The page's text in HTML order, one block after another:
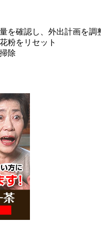
を確認し、外出計画を調
粉をリセット
除